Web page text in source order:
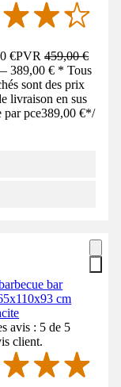
€PVR459,00 €
389,00 € * Tous
sont des prix
livraison en sus
par pce389,00 €*/
bar
cm
avis : 5 de 5
client.